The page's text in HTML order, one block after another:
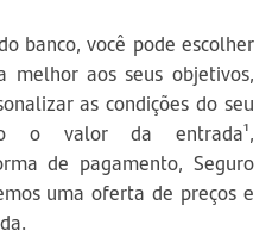
banco, você pode escolher
melhor aos seus objetivos,
as condições do seu
o valor da entrada¹,
de pagamento, Seguro
uma oferta de preços e